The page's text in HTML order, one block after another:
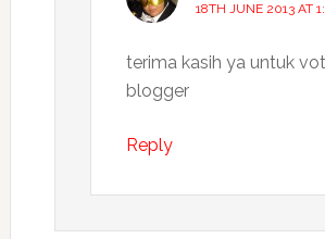
18TH JUNE 2013 AT
terima kasih ya untuk
blogger
Reply